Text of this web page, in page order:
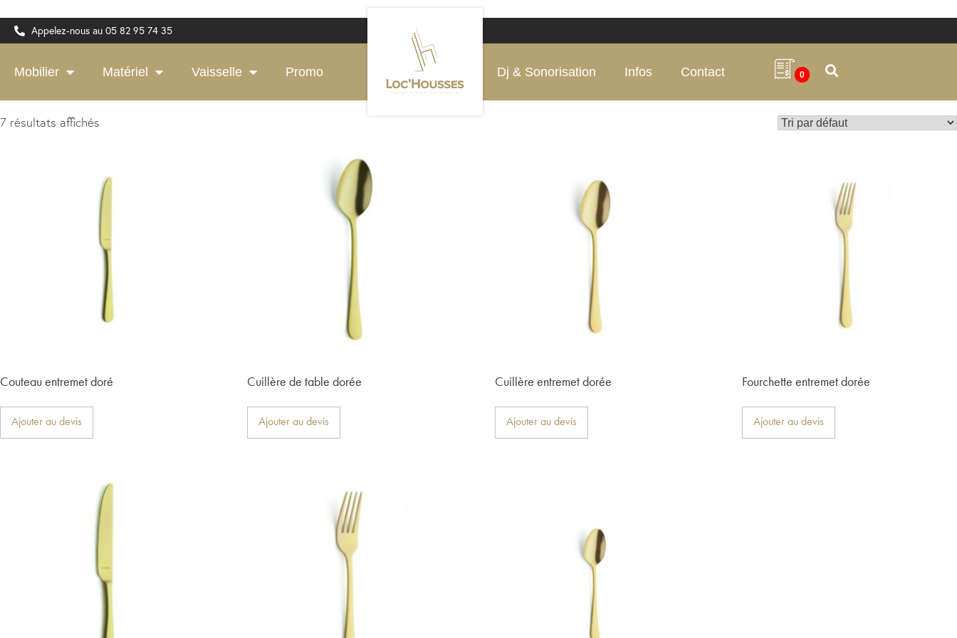
Appelez-nous au 05 82 95 74 35
Mobilier Matériel Vaisselle Promo Dj & Sonorisation Infos Contact 0
7 résultats affichés
Couteau entremet doré
Ajouter au devis
Cuillère de table dorée
Ajouter au devis
Cuillère entremet dorée
Ajouter au devis
Fourchette entremet dorée
Ajouter au devis